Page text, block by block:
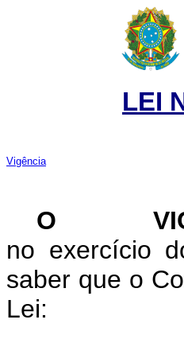
LEI
Vigência
O
no exercício
saber que o
Lei: